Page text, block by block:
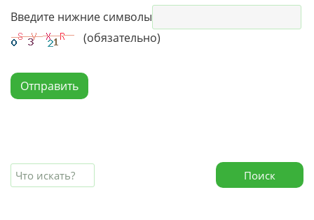
Введите нижние символы
(обязательно)
Отправить
Поиск